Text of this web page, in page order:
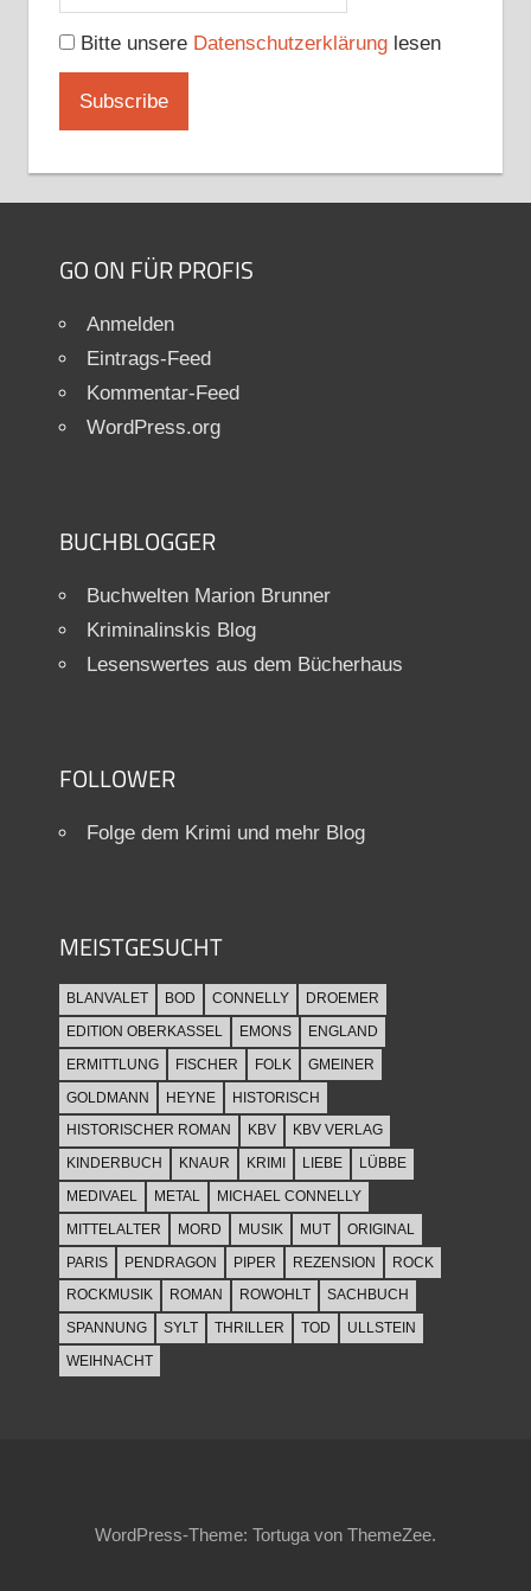
Bitte unsere Datenschutzerklärunglesen
GO ON FÜR PROFIS
Anmelden
Eintrags-Feed
Kommentar-Feed
WordPress.org
BUCHBLOGGER
Buchwelten Marion Brunner
Kriminalinskis Blog
Lesenswertes aus dem Bücherhaus
FOLLOWER
Folge dem Krimi und mehr Blog
MEISTGESUCHT
BLANVALET BOD CONNELLY
DROEMER
EDITION OBERKASSEL
EMONS
ENGLAND
ERMITTLUNG
FISCHER FOLK
GMEINER
GOLDMANN
HEYNE
HISTORISCH
HISTORISCHER ROMAN
KBV
KBV VERLAG
KINDERBUCH
KNAUR KRIMI LIEBE
LÜBBE
MEDIVAEL
METAL
MICHAEL CONNELLY
MITTELALTER
MORD MUSIK MUT
ORIGINAL
PARIS
PENDRAGON PIPER REZENSION
ROCK
ROCKMUSIK
ROMAN ROWOHLT
SACHBUCH
SPANNUNG
SYLT THRILLER TOD
ULLSTEIN
WEIHNACHT
WordPress-Theme: Tortuga von ThemeZee.